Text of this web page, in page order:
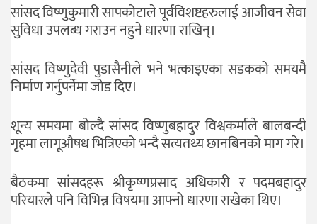
सांसद विष्णुकुमारी सापकोटाले पूर्वविशष्टहरुलाई आजीवन सेवा
सुविधा उपलब्ध गराउन नहुने धारणा राखिन्।
सांसद विष्णुदेवी पुडासैनीले भने भत्काइएका सडकको समयमै
निर्माण गर्नुपर्नेमा जोड दिए।
शून्य समयमा बोल्दै सांसद विष्णुबहादुर विश्वकर्माले बालबन्दी
गृहमा लागूऔषध भित्रिएको भन्दै सत्यतथ्य छानबिनको माग गरे।
बैठकमा सांसदहरू श्रीकृष्णप्रसाद अधिकारी र पदमबहादुर
परियारले पनि विभिन्न विषयमा आफ्नो धारणा राखेका थिए।